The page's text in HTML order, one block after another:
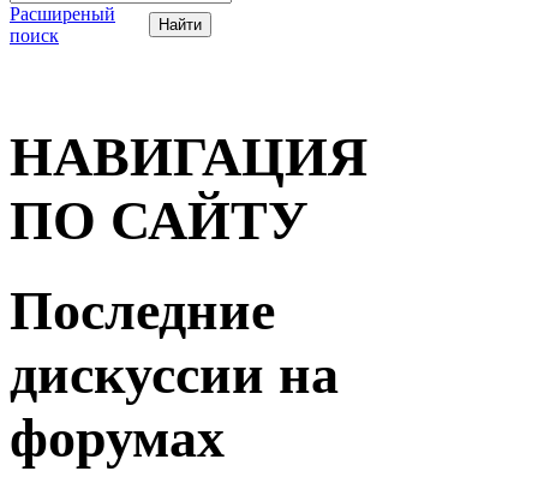
Расширеный
поиск
НАВИГАЦИЯ
ПО САЙТУ
Последние
дискуссии на
форумах